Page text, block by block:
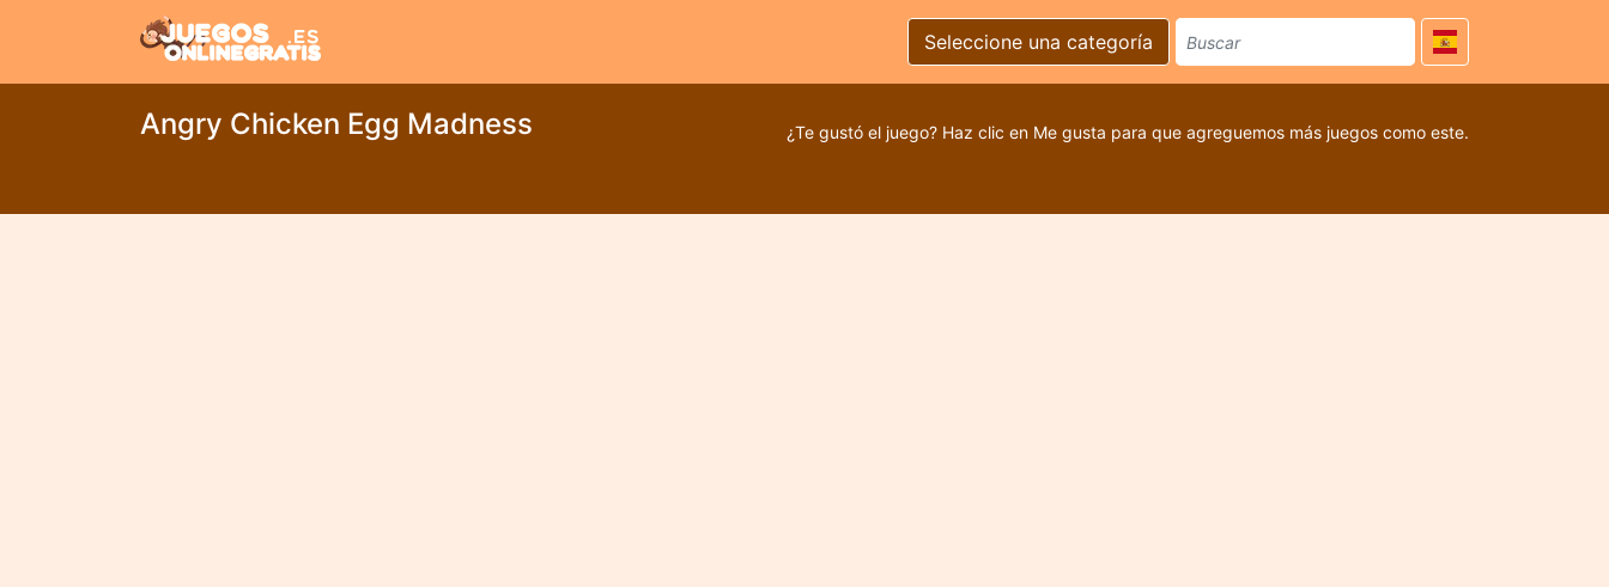
Seleccione una categoría
Angry Chicken Egg Madness ¿Te gustó el juego? Haz clic en Me gusta para que agreguemos más juegos como este.